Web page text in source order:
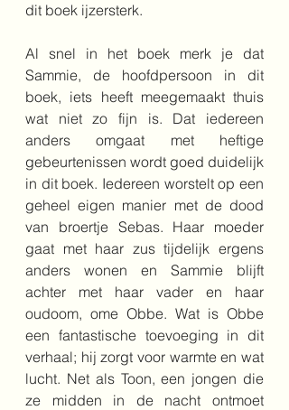
dit boek ijzersterk.
Al snel in het boek merk je dat
Sammie, de hoofdpersoon in dit
boek, iets heeft meegemaakt thuis
wat niet zo fijn is. Dat iedereen
anders omgaat met heftige
gebeurtenissen wordt goed duidelijk
in dit boek. Iedereen worstelt op een
geheel eigen manier met de dood
van broertje Sebas. Haar moeder
gaat met haar zus tijdelijk ergens
anders wonen en Sammie blijft
achter met haar vader en haar
oudoom, ome Obbe. Wat is Obbe
een fantastische toevoeging in dit
verhaal; hij zorgt voor warmte en wat
lucht. Net als Toon, een jongen die
ze midden in de nacht ontmoet